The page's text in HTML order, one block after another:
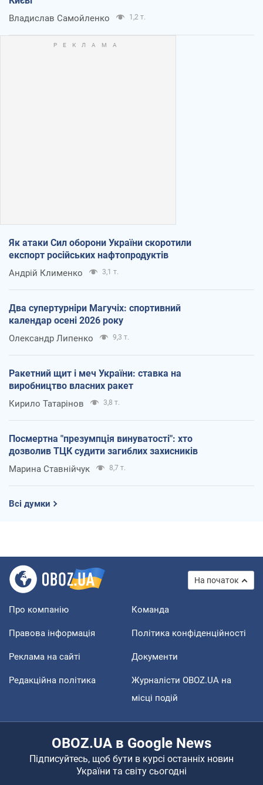
Владислав Самойленко 1,2 т.
Як атаки Сил оборони України скоротили
експорт російських нафтопродуктів
Андрій Клименко 3,1 т.
Два супертурніри Магучіх: спортивний
календар осені 2026 року
Олександр Липенко 9,3 т.
Ракетний щит і меч України: ставка на
виробництво власних ракет
Кирило Татарінов 3,8 т.
Посмертна "презумпція винуватості": хто
дозволив ТЦК судити загиблих захисників
Марина Ставнійчук 8,7 т.
Всі думки
На початок
Про компанію Команда
Правова інформація Політика конфіденційності
Реклама на сайті Документи
Редакційна політика
Журналісти OBOZ.UA на
місці подій
OBOZ.UA в Google News
Підписуйтесь, щоб бути в курсі останніх новин
України та світу сьогодні